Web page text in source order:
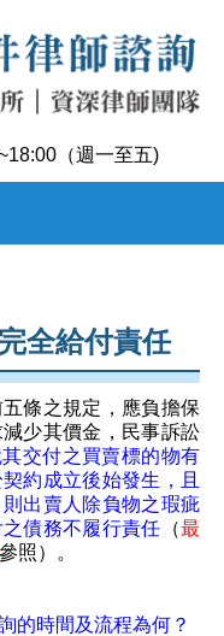
（週一至五)
全給付責任
條之規定，應負擔保
少其價金，民事訴訟
交付之買賣標的物有
約成立後始發生，且
出賣人除負物之瑕疵
債務不履行責任 （最
參照）。
的時間及流程為何？